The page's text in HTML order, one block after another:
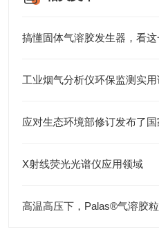
搞懂固体气溶胶发生器，看这
工业烟气分析仪环保监测实用
应对生态环境部修订发布了
X射线荧光光谱仪应用领域